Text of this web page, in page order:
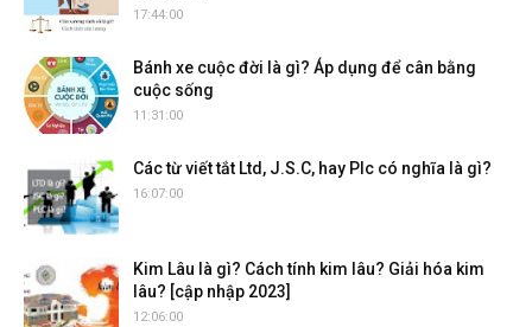
17:44:00
Bánh xe cuộc đời là gì? Áp dụng để cân bằng
cuộc sống
11:31:00
Các từ viết tắt Ltd, J.S.C, hay Plc có nghĩa là gì?
16:07:00
Kim Lâu là gì? Cách tính kim lâu? Giải hóa kim
lâu? [cập nhập 2023]
12:06:00